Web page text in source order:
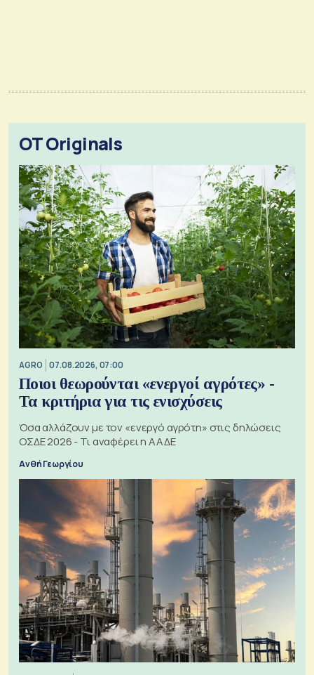
OT Originals
AGRO 07.08.2026, 07:00
Ποιοι θεωρούνται «ενεργοί αγρότες» -
Τα κριτήρια για τις ενισχύσεις
Όσα αλλάζουν με τον «ενεργό αγρότη» στις δηλώσεις
ΟΣΔΕ 2026 - Τι αναφέρει η ΑΑΔΕ
Ανθή Γεωργίου